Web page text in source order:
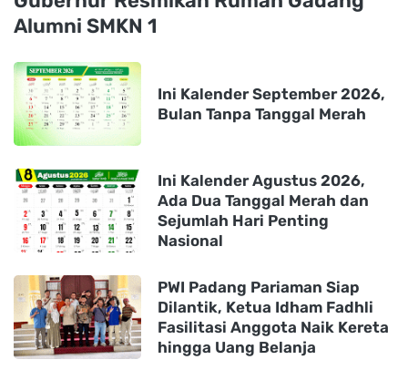
Alumni SMKN 1
Ini Kalender September 2026,
Bulan Tanpa Tanggal Merah
Ini Kalender Agustus 2026,
Ada Dua Tanggal Merah dan
Sejumlah Hari Penting
Nasional
PWI Padang Pariaman Siap
Dilantik, Ketua Idham Fadhli
Fasilitasi Anggota Naik Kereta
hingga Uang Belanja